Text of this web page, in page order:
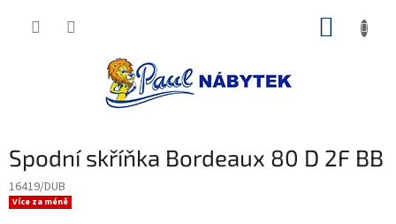
Spodní skříňka Bordeaux 80 D 2F BB
16419/DUB
Více za méně